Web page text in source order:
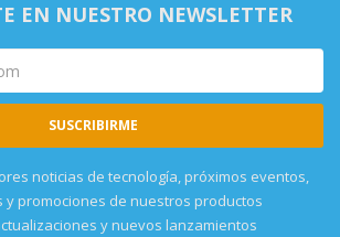
EN NUESTRO NEWSLETTER
noticias de tecnología, próximos eventos,
y promociones de nuestros productos
y nuevos lanzamientos